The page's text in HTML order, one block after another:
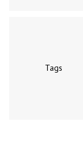
Tags